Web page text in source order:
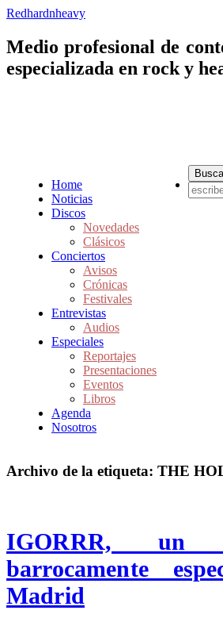
Redhardnheavy
Medio profesional de
especializada en rock y
Home
Noticias
Discos
Novedades
Clásicos
Conciertos
Avisos
Crónicas
Festivales
Entrevistas
Audios
Especiales
Reportajes
Presentaciones
Eventos
Libros
Agenda
Nosotros
Archivo de la etiqueta: THE
IGORRR, un
barrocamente
Madrid